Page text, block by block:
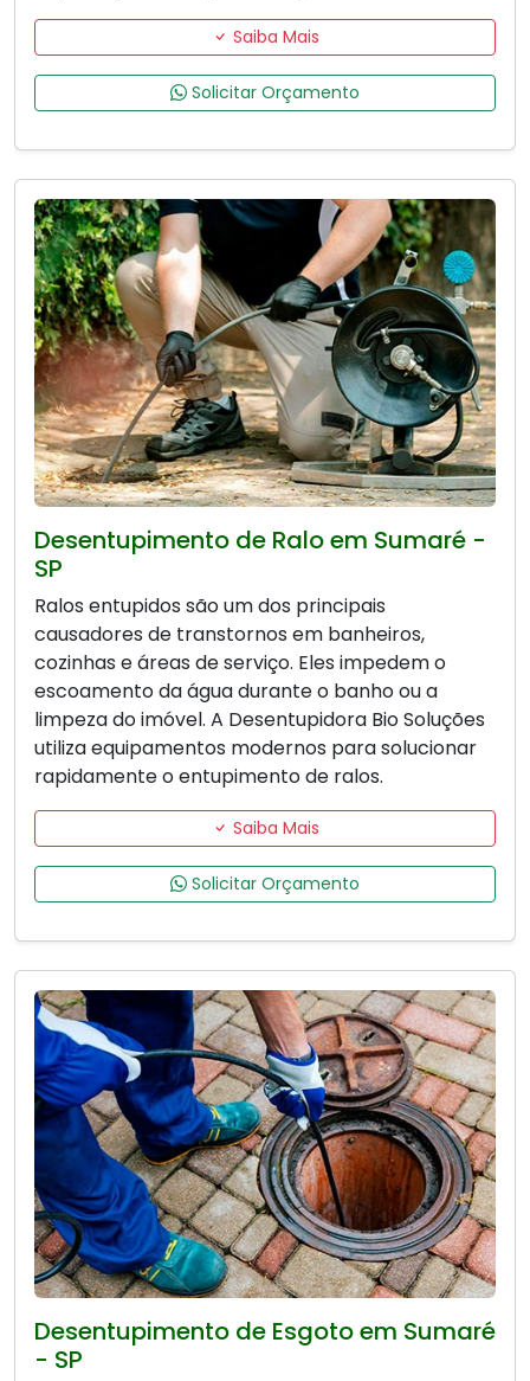
Saiba Mais
Solicitar Orçamento
Desentupimento de Ralo em Sumaré -
SP
Ralos entupidos são um dos principais
causadores de transtornos em banheiros,
cozinhas e áreas de serviço. Eles impedem o
escoamento da água durante o banho ou a
limpeza do imóvel. A Desentupidora Bio Soluções
utiliza equipamentos modernos para solucionar
rapidamente o entupimento de ralos.
Saiba Mais
Solicitar Orçamento
Desentupimento de Esgoto em Sumaré
- SP